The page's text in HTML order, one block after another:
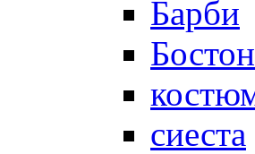
Барби
Бостон
сиеста